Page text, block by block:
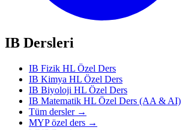
IB Dersleri
IB Fizik HL Özel Ders
IB Kimya HL Özel Ders
IB Biyoloji HL Özel Ders
IB Matematik HL Özel Ders (AA & AI)
Tüm dersler →
MYP özel ders →